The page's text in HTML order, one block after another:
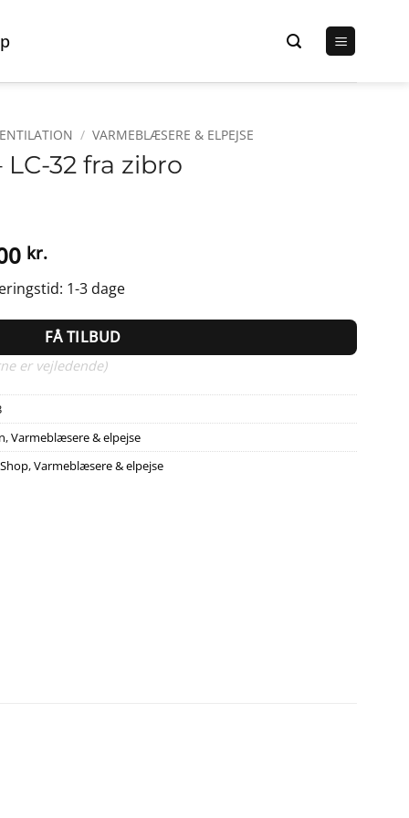
/ VARMEBLÆSERE & ELPEJSE
32 fra zibro
kr..
kr.Den
aktuelle
pris
er:
2.399,00 kr..
1-3 dage
FÅ TILBUD
er vejledende)
,Varmeblæsere & elpejse
Shop,Varmeblæsere & elpejse